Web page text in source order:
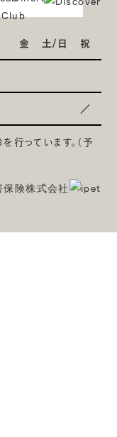
金 土/日 祝
／
っています。（予